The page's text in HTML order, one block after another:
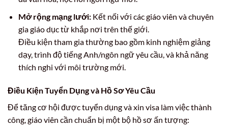
Mở rộng mạng lưới:Kết nối với các giáo viên và chuyên
gia giáo dục từ khắp nơi trên thế giới.
Điều kiện tham gia thường bao gồm kinh nghiệm giảng
dạy, trình độ tiếng Anh/ngôn ngữ yêu cầu, và khả năng
thích nghi với môi trường mới.
Điều Kiện Tuyển Dụng và Hồ Sơ Yêu Cầu
Để tăng cơ hội được tuyển dụng và xin visa làm việc thành
công, giáo viên cần chuẩn bị một bộ hồ sơ ấn tượng: